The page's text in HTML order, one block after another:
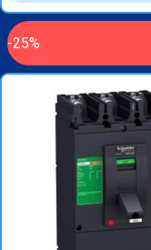
-25%